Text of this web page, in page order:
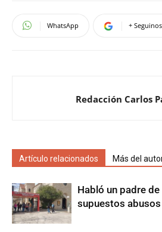
WhatsApp +
Redacción Carlos
Artículo relacionados Más del
Habló un padre
supuestos